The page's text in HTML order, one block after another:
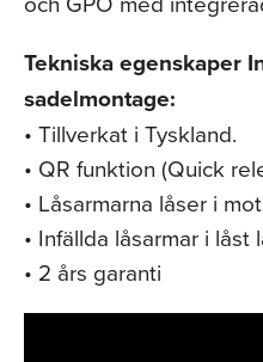
Tekniska egenskaper
sadelmontage:
• Tillverkat i Tyskland.
• QR funktion (Quick
• Låsarmarna låser i
• Infällda låsarmar i låst
• 2 års garanti